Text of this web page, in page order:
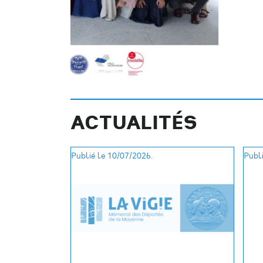
ACTUALITÉS
Publié le 10/07/2026.